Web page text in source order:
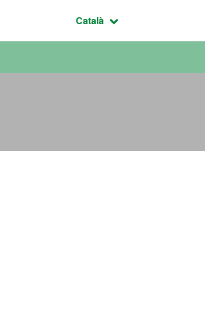
Idioma seleccionat:
Català